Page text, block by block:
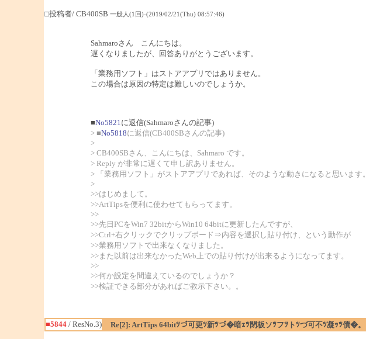
□投稿者/ CB400SB 一般人(1回)-(2019/02/21(Thu) 08:57:46)
Sahmaroさん こんにちは。
遅くなりましたが、回答ありがとうございます。
「業務用ソフト」はストアアプリではありません。
この場合は原因の特定は難しいのでしょうか。
■No5821に返信(Sahmaroさんの記事)
> ■No5818に返信(CB400SBさんの記事)
>
> CB400SBさん、こんにちは、Sahmaro です。
> Reply が非常に遅くて申し訳ありません。
> 「業務用ソフト」がストアアプリであれば、そのような動きになると思います。
>
>>はじめまして。
>>ArtTipsを便利に使わせてもらってます。
>>
>>先日PCをWin7 32bitからWin10 64bitに更新したんですが、
>>Ctrl+右クリックでクリップボード⇒内容を選択し貼り付け、という動作が
>>業務用ソフトで出来なくなりました。
>>また以前は出来なかったWeb上での貼り付けが出来るようになってます。
>>
>>何か設定を間違えているのでしょうか？
>>検証できる部分があればご教示下さい。。
■5844/ ResNo.3)
Re[2]: ArtTips 64bitﾂづ可更ﾂ新ﾂづ�暗ｪﾂ閉板ソﾂフﾂトﾂづ可不ﾂ凝ｯﾂ債�。